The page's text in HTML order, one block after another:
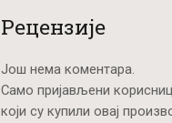
Рецензије
Још нема коментара.
Само пријављени
који су купили овај